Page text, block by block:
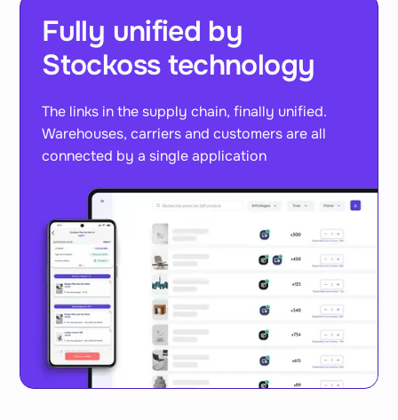
Fully unified by
Stockoss technology
The links in the supply chain, finally unified.
Warehouses, carriers and customers are all
connected by a single application